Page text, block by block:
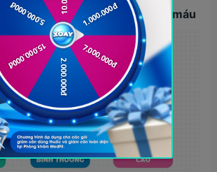
phì đến các loại cholesterol máu